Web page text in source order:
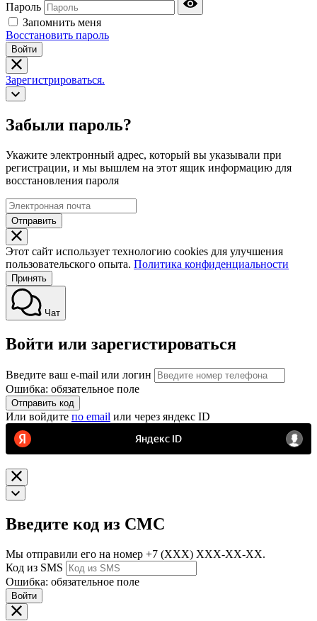
Пароль
Запомнить меня
Восстановить пароль
Войти
Зарегистрироваться.
Забыли пароль?
Укажите электронный адрес, который вы указывали при
регистрации, и мы вышлем на этот ящик информацию для
восстановления пароля
Отправить
Этот сайт использует технологию cookies для улучшения
пользовательского опыта. Политика конфиденциальности
Принять
Чат
Войти или зарегистироваться
Введите ваш e-mail или логин
Ошибка: обязательное поле
Отправить код
Или войдите по email или через яндекс ID
Введите код из СМС
Мы отправили его на номер +7 (ХХХ) ХХХ-ХХ-ХХ.
Код из SMS
Ошибка: обязательное поле
Войти